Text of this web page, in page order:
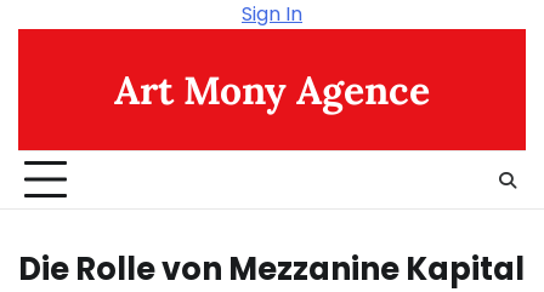
Sign In
Art Mony Agence
Die Rolle von Mezzanine Kapital